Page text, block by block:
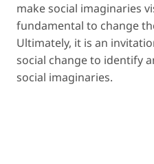
make social imaginaries
fundamental to change
Ultimately, it is an
social change to identify
social imaginaries.